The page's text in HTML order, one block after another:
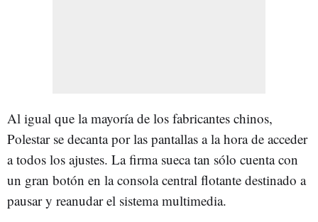
Al igual que la mayoría de los fabricantes chinos,
Polestar se decanta por las pantallas a la hora de acceder
a todos los ajustes. La firma sueca tan sólo cuenta con
un gran botón en la consola central flotante destinado a
pausar y reanudar el sistema multimedia.